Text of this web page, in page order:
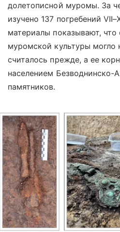
долетописной муромы. За
изучено 137 погребений
материалы показывают,
муромской культуры могло
считалось прежде, а ее
населением Безводнинско-
памятников.